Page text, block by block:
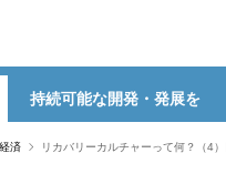
持続可能な開発・発展を
済
リカバリーカルチャーって何？（4